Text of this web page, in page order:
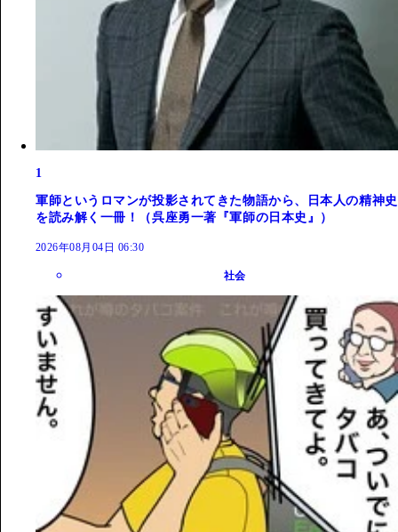
1
軍師というロマンが投影されてきた物語から、日本人の精神史
を読み解く一冊！（呉座勇一著『軍師の日本史』）
2026年08月04日 06:30
社会